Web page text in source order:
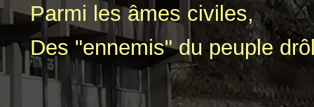
Parmi les âmes civiles,
Des "ennemis" du peuple